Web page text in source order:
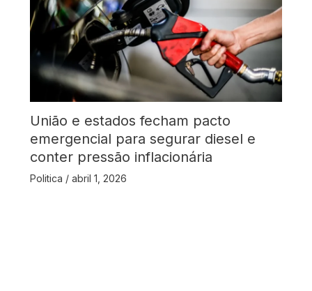
União e estados fecham pacto
emergencial para segurar diesel e
conter pressão inflacionária
Politica / abril 1, 2026